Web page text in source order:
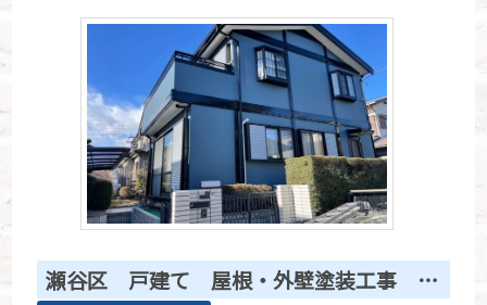
瀬谷区 戸建て 屋根・外壁塗装工事 お客様アンケート・施工写真